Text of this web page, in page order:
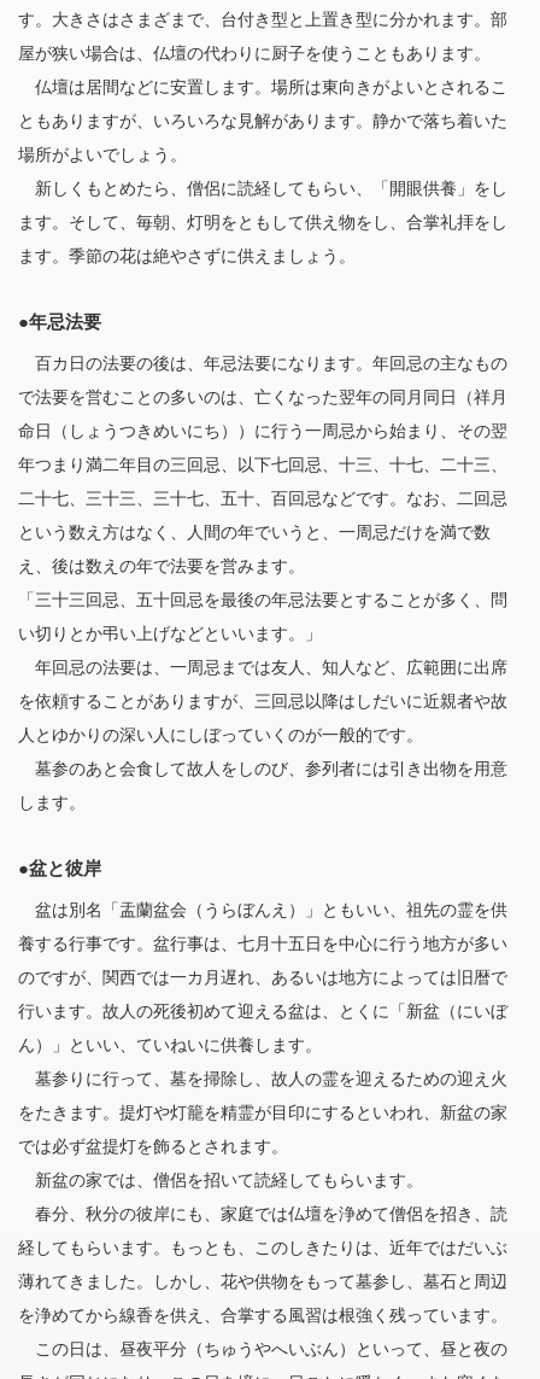
す。大きさはさまざまで、台付き型と上置き型に分かれます。部
屋が狭い場合は、仏壇の代わりに厨子を使うこともあります。
仏壇は居間などに安置します。場所は東向きがよいとされるこ
ともありますが、いろいろな見解があります。静かで落ち着いた
場所がよいでしょう。
新しくもとめたら、僧侶に読経してもらい、「開眼供養」をし
ます。そして、毎朝、灯明をともして供え物をし、合掌礼拝をし
ます。季節の花は絶やさずに供えましょう。
●年忌法要
百カ日の法要の後は、年忌法要になります。年回忌の主なもの
で法要を営むことの多いのは、亡くなった翌年の同月同日（祥月
命日（しょうつきめいにち））に行う一周忌から始まり、その翌
年つまり満二年目の三回忌、以下七回忌、十三、十七、二十三、
二十七、三十三、三十七、五十、百回忌などです。なお、二回忌
という数え方はなく、人間の年でいうと、一周忌だけを満で数
え、後は数えの年で法要を営みます。
「三十三回忌、五十回忌を最後の年忌法要とすることが多く、問
い切りとか弔い上げなどといいます。」
年回忌の法要は、一周忌までは友人、知人など、広範囲に出席
を依頼することがありますが、三回忌以降はしだいに近親者や故
人とゆかりの深い人にしぼっていくのが一般的です。
墓参のあと会食して故人をしのび、参列者には引き出物を用意
します。
●盆と彼岸
盆は別名「盂蘭盆会（うらぼんえ）」ともいい、祖先の霊を供
養する行事です。盆行事は、七月十五日を中心に行う地方が多い
のですが、関西では一カ月遅れ、あるいは地方によっては旧暦で
行います。故人の死後初めて迎える盆は、とくに「新盆（にいぼ
ん）」といい、ていねいに供養します。
墓参りに行って、墓を掃除し、故人の霊を迎えるための迎え火
をたきます。提灯や灯籠を精霊が目印にするといわれ、新盆の家
では必ず盆提灯を飾るとされます。
新盆の家では、僧侶を招いて読経してもらいます。
春分、秋分の彼岸にも、家庭では仏壇を浄めて僧侶を招き、読
経してもらいます。もっとも、このしきたりは、近年ではだいぶ
薄れてきました。しかし、花や供物をもって墓参し、墓石と周辺
を浄めてから線香を供え、合掌する風習は根強く残っています。
この日は、昼夜平分（ちゅうやへいぶん）といって、昼と夜の